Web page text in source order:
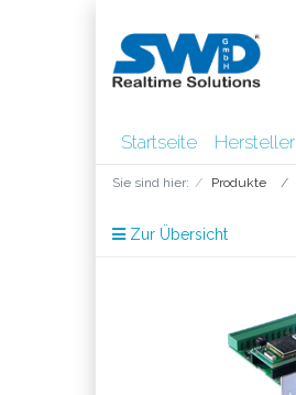
Startseite Hersteller
Sie sind hier: Produkte
Zur Übersicht